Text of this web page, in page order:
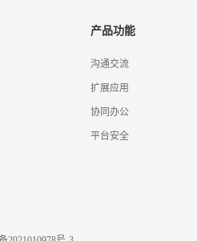
产品功能
沟通交流
扩展应用
协同办公
平台安全